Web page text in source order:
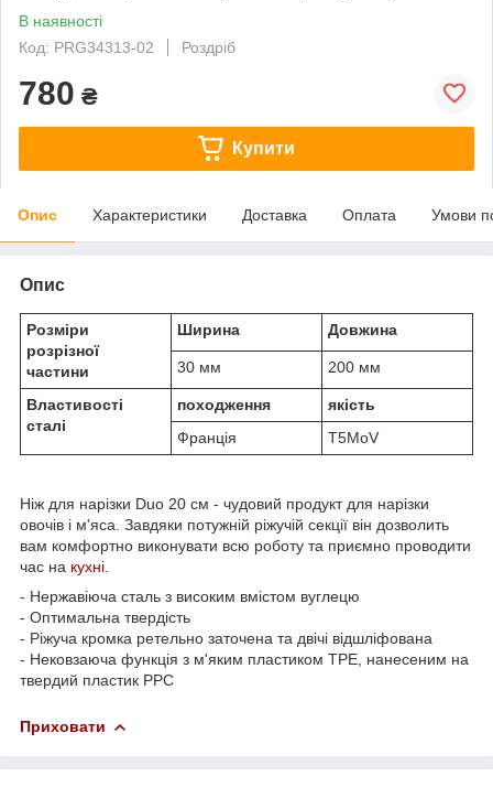
В наявності
Код: PRG34313-02
Роздріб
780 ₴
Купити
Опис Характеристики Доставка Оплата Умови
Опис
Розміри
розрізної
частини
Ширина Довжина
30 мм 200 мм
Властивості
сталі
походження
якість
Франція
T5MoV
Ніж для нарізки Duo 20 см - чудовий продукт для нарізки
овочів і м'яса. Завдяки потужній ріжучій секції він дозволить
вам комфортно виконувати всю роботу та приємно проводити
час на кухні
- Нержавіюча сталь з високим вмістом вуглецю
- Оптимальна твердість
- Ріжуча кромка ретельно заточена та двічі відшліфована
- Нековзаюча функція з м'яким пластиком TPE, нанесеним на
твердий пластик PPC
Приховати